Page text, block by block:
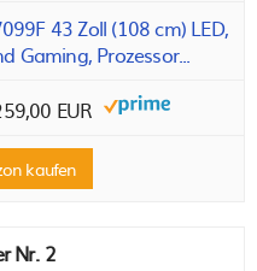
43 Zoll (108 cm) LED,
Gaming, Prozessor...
EUR
kaufen
2